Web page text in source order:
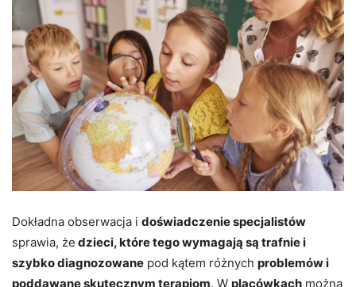
Dokładna obserwacja i doświadczenie specjalistów
sprawia, że dzieci, które tego wymagają są trafnie i
szybko diagnozowane pod kątem różnych problemów i
poddawane skutecznym terapiom. W placówkach można